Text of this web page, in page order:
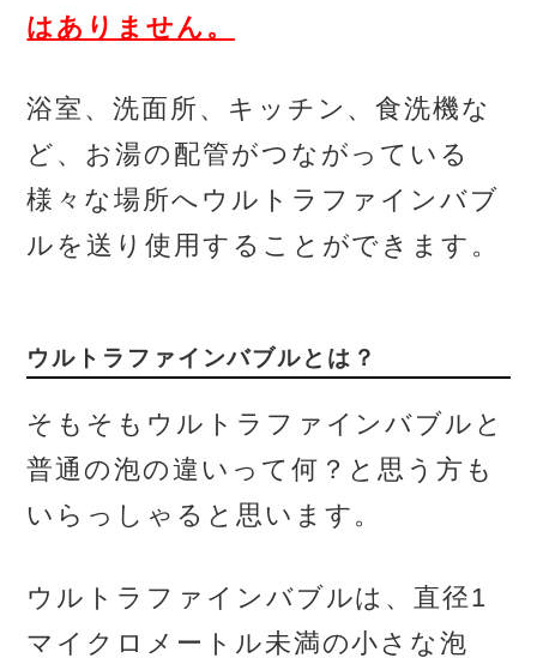
はありません。
浴室、洗面所、キッチン、食洗機な
ど、お湯の配管がつながっている
様々な場所へウルトラファインバブ
ルを送り使用することができます。
ウルトラファインバブルとは？
そもそもウルトラファインバブルと
普通の泡の違いって何？と思う方も
いらっしゃると思います。
ウルトラファインバブルは、直径1
マイクロメートル未満の小さな泡